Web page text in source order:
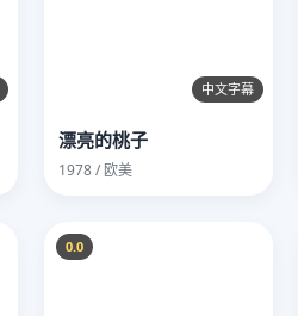
中文字幕
漂亮的桃子
1978 / 欧美
0.0